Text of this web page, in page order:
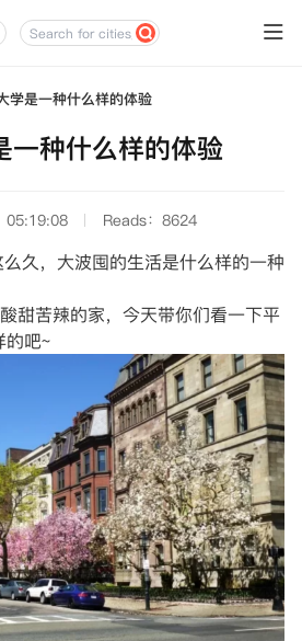
学是一种什么样的体验
一种什么样的体验
05:19:08 Reads：8624
久，大波囤的生活是什么样的一种
甜苦辣的家，今天带你们看一下平
的吧~